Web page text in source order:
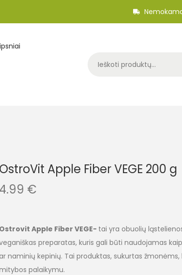
OstroVit Apple Fiber VEGE 200 g
4.99 €
Ostrovit Apple Fiber VEGE- tai yra obuolių
preparatas, kuris gali būti naudojamas
naminių kepinių. Tai produktas, sukurtas
palaikymu.